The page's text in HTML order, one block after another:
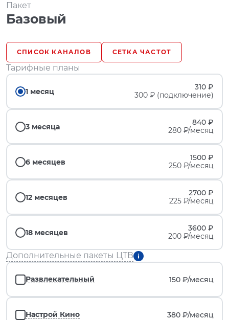
Пакет
Базовый
СПИСОК КАНАЛОВ СЕТКА ЧАСТОТ
Тарифные планы
1 месяц
310 ₽
300 ₽ (подключение)
3 месяца
840 ₽
280 ₽/месяц
6 месяцев
1500 ₽
250 ₽/месяц
12 месяцев
2700 ₽
225 ₽/месяц
18 месяцев
3600 ₽
200 ₽/месяц
Дополнительные пакеты ЦТВ
Развлекательный 150 ₽/месяц
Настрой Кино 380 ₽/месяц